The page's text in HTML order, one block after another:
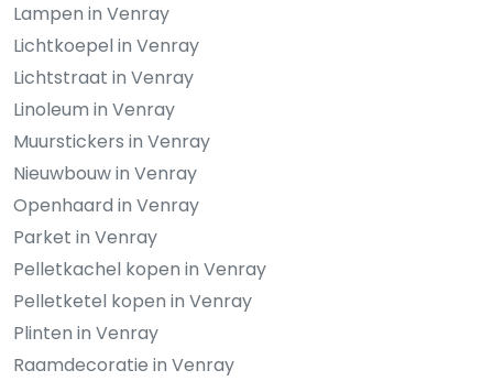
Lampen in Venray
Lichtkoepel in Venray
Lichtstraat in Venray
Linoleum in Venray
Muurstickers in Venray
Nieuwbouw in Venray
Openhaard in Venray
Parket in Venray
Pelletkachel kopen in Venray
Pelletketel kopen in Venray
Plinten in Venray
Raamdecoratie in Venray